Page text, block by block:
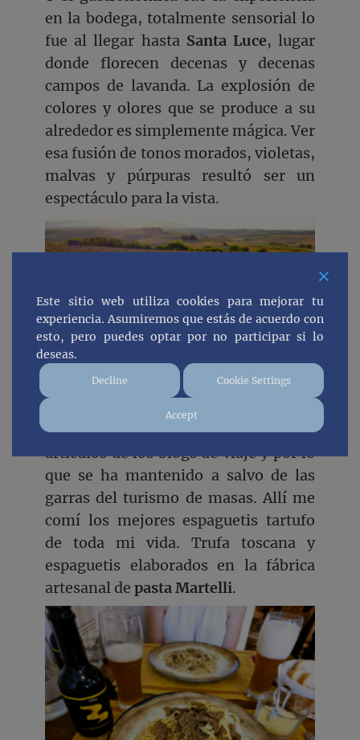
en la bodega, totalmente sensorial lo
fue al llegar hasta Santa Luce, lugar
donde florecen decenas y decenas
campos de lavanda. La explosión de
colores y olores que se produce a su
alrededor es simplemente mágica. Ver
esa fusión de tonos morados, violetas,
malvas y púrpuras resultó ser un
espectáculo para la vista.
Y cómo olvidar la bonitavilla
medieval de Lari
, de esas que no
aparecen en las principales guías o
artículos de los blogs de viaje y por lo
que se ha mantenido a salvo de las
garras del turismo de masas. Allí me
comí los mejores espaguetis tartufo
de toda mi vida. Trufa toscana y
espaguetis elaborados en la fábrica
artesanal de pasta Martelli.
Este sitio web utiliza cookies para mejorar tu
experiencia. Asumiremos que estás de acuerdo con
esto, pero puedes optar por no participar si lo
deseas.
Decline Cookie Settings
Accept